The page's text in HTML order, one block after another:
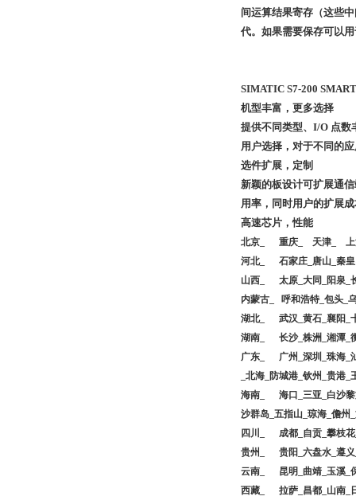
间运算结果寄存（这些
代。如果需要保存可以
SIMATIC S7-200
机型丰富，更多选择
提供不同类型、I/O 点数
用户选择，对于不同的
选件扩展，定制
新颖的板设计可扩展通
用率，同时用户的扩展
高速芯片，性能
北京_ 重庆_ 天津_ 上
河北_ 石家庄_唐山_秦皇
山西_ 太原_大同_阳泉_
内蒙古_ 呼和浩特_包头_
湖北_ 武汉_黄石_襄阳_
湖南_ 长沙_株洲_湘潭_衡
广东_ 广州_深圳_珠海_汕
_北海_防城港_钦州_贵港
海南_ 海口_三亚_白沙黎
沙群岛_五指山_琼海_儋州
四川_ 成都_自贡_攀枝花_
贵州_ 贵阳_六盘水_遵义
云南_ 昆明_曲靖_玉溪_保
西藏_ 拉萨_昌都_山南_